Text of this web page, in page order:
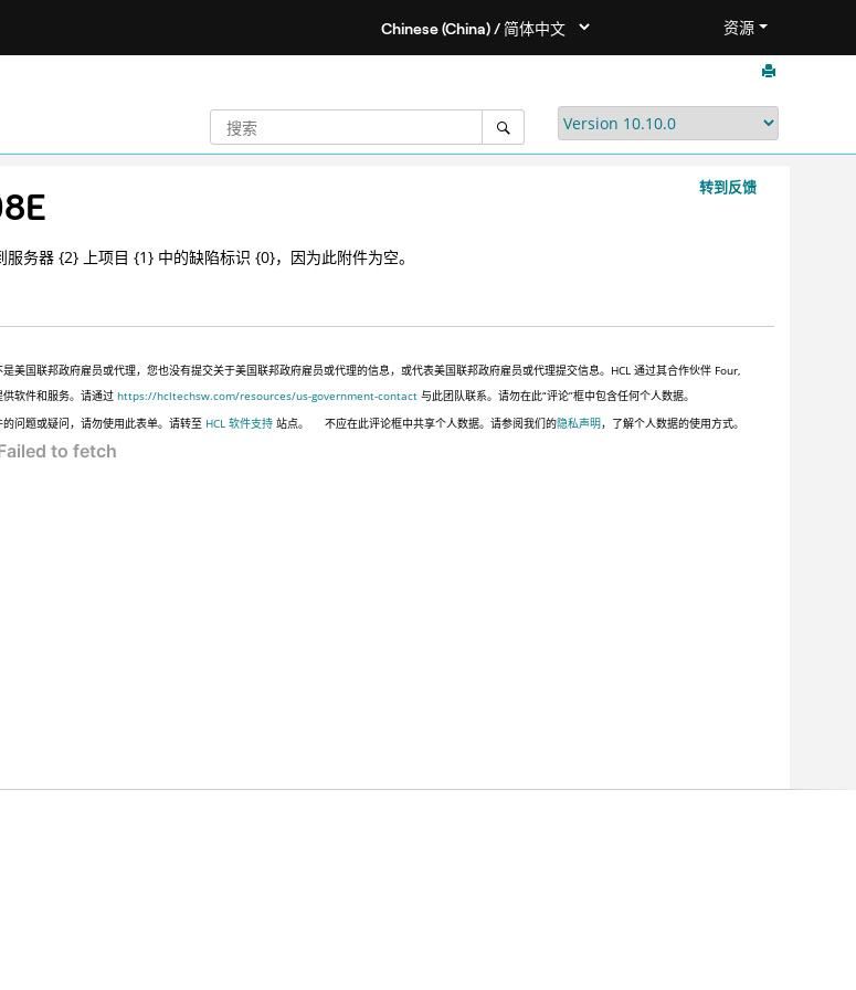
资源
转到反馈
务器 {2} 上项目 {1} 中的缺陷标识 {0}，因为此附件为空。
美国联邦政府雇员或代理，您也没有提交关于美国联邦政府雇员或代理的信息，或代表美国联邦政府雇员或代理提交信息。HCL 通过其合作伙伴 Four,
供软件和服务。请通过https://hcltechsw.com/resources/us-government-contact 与此团队联系。请勿在此“评论”框中包含任何个人数据。
问题或疑问，请勿使用此表单。请转至 HCL 软件支持 站点。 不应在此评论框中共享个人数据。请参阅我们的隐私声明，了解个人数据的使用方式。